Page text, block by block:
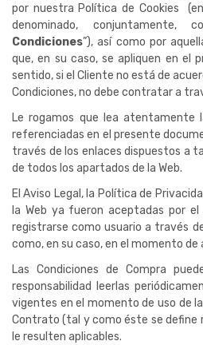
por nuestra Política de Cookies
denominado, conjuntamente,
Condiciones”), así como por
que, en su caso, se apliquen en el
sentido, si el Cliente no está de
Condiciones, no debe contratar a
Le rogamos que lea atentamente
referenciadas en el presente
través de los enlaces dispuestos a
de todos los apartados de la Web.
El Aviso Legal, la Política de
la Web ya fueron aceptadas por
registrarse como usuario a través
como, en su caso, en el momento de
Las Condiciones de Compra
responsabilidad leerlas
vigentes en el momento de uso de
Contrato (tal y como éste se define
le resulten aplicables.